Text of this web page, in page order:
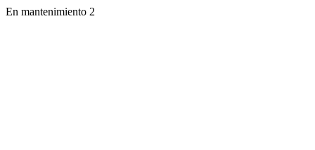
En mantenimiento 2